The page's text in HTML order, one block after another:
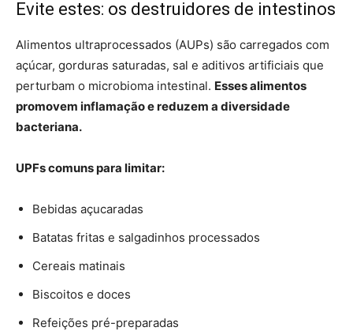
Evite estes: os destruidores de intestinos
Alimentos ultraprocessados (AUPs) são carregados com
açúcar, gorduras saturadas, sal e aditivos artificiais que
perturbam o microbioma intestinal. Esses alimentos
promovem inflamação e reduzem a diversidade
bacteriana.
UPFs comuns para limitar:
Bebidas açucaradas
Batatas fritas e salgadinhos processados
Cereais matinais
Biscoitos e doces
Refeições pré-preparadas